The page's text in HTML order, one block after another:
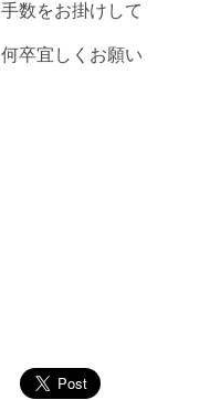
数をお掛けして
卒宜しくお願い